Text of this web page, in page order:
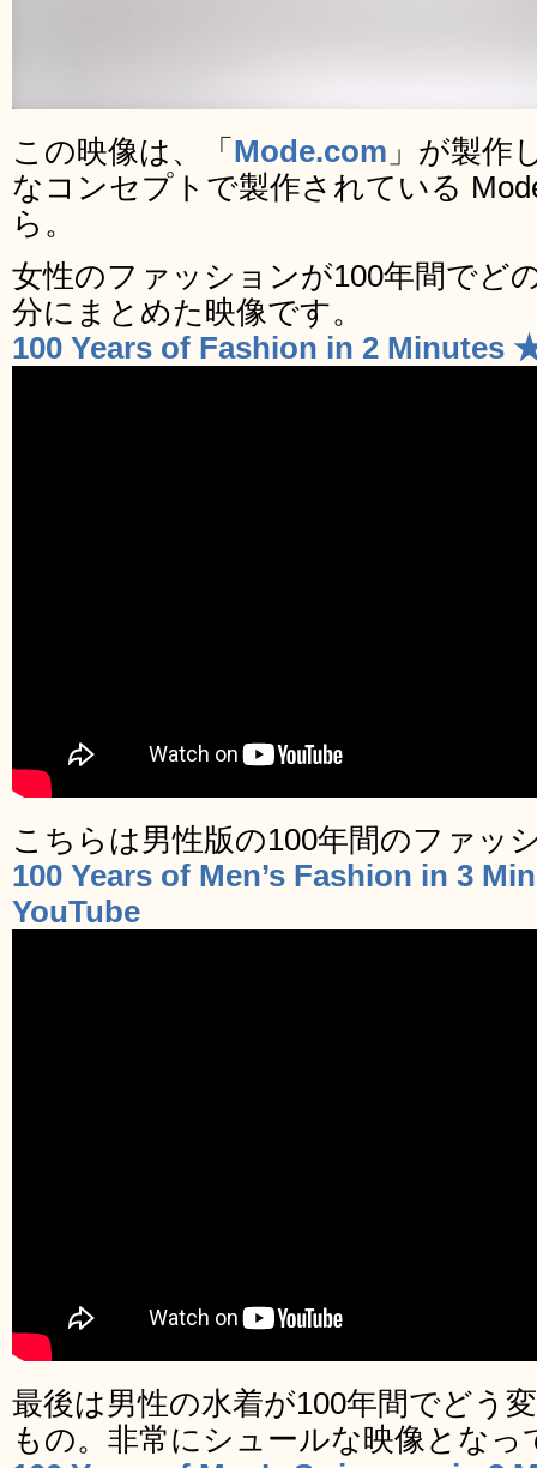
この映像は、「 Mode.com 」が製作
なコンセプトで製作されている
ら。
女性のファッションが100年間でど
分にまとめた映像です。
100 Years of Fashion in 2 Minutes
こちらは男性版の100年間のファッ
100 Years of Men’s Fashion in 3
YouTube
最後は男性の水着が100年間でどう
もの。非常にシュールな映像となっ